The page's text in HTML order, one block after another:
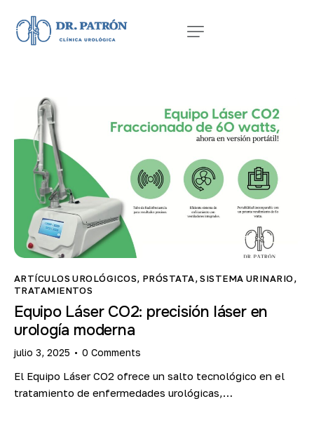
ARTÍCULOS UROLÓGICOS, PRÓSTATA,SISTEMA URINARIO,
TRATAMIENTOS
Equipo Láser CO2: precisión láser en
urología moderna
julio 3, 2025 0 Comments
El Equipo Láser CO2 ofrece un salto tecnológico en el
tratamiento de enfermedades urológicas,…